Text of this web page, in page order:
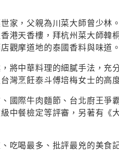
家，父親為川菜大師曾少林
港天香樓，拜杭州菜大師
觀摩道地的泰國香料與味道。
將中華料理的細膩手法，
灣烹飪泰斗傅培梅女士的高
國際牛肉麵節、台北廚王
中餐檢定等評審，另著有《
吃喝最多、批評最兇的美食